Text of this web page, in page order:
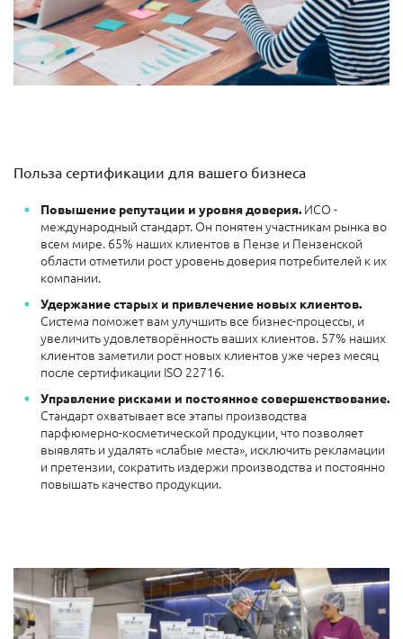
Польза сертификации для вашего бизнеса
Повышение репутации и уровня доверия. ИСО -
международный стандарт. Он понятен участникам рынка во
всем мире. 65% наших клиентов в Пензе и Пензенской
области отметили рост уровень доверия потребителей к их
компании.
Удержание старых и привлечение новых клиентов.
Система поможет вам улучшить все бизнес-процессы, и
увеличить удовлетворённость ваших клиентов. 57% наших
клиентов заметили рост новых клиентов уже через месяц
после сертификации ISO 22716.
Управление рисками и постоянное совершенствование.
Стандарт охватывает все этапы производства
парфюмерно-косметической продукции, что позволяет
выявлять и удалять «слабые места», исключить рекламации
и претензии, сократить издержи производства и постоянно
повышать качество продукции.